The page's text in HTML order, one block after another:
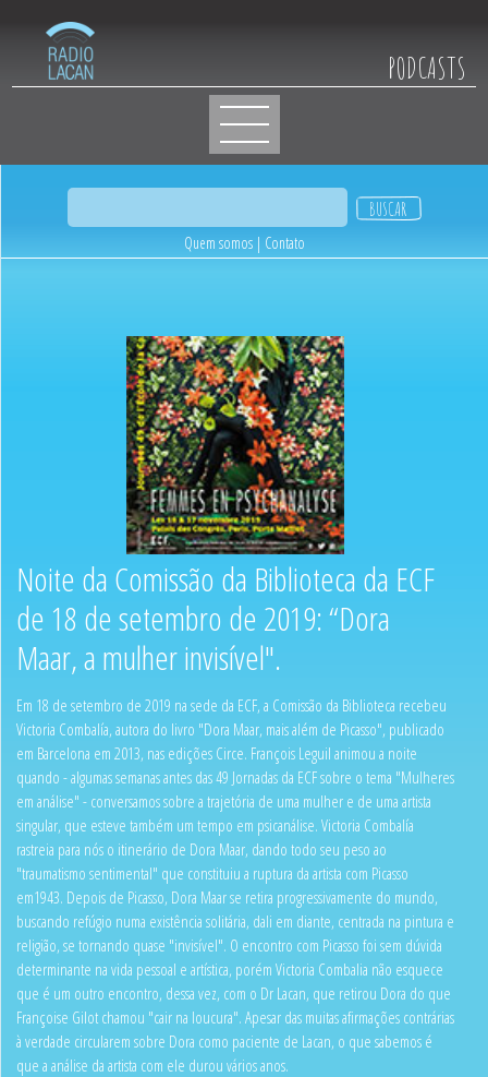
PODCASTS
Quem somos | Contato
Noite da Comissão da Biblioteca da ECF
de 18 de setembro de 2019: “Dora
Maar, a mulher invisível".
Em 18 de setembro de 2019 na sede da ECF, a Comissão da Biblioteca recebeu
Victoria Combalía, autora do livro "Dora Maar, mais além de Picasso", publicado
em Barcelona em 2013, nas edições Circe. François Leguil animou a noite
quando - algumas semanas antes das 49 Jornadas da ECF sobre o tema "Mulheres
em análise" - conversamos sobre a trajetória de uma mulher e de uma artista
singular, que esteve também um tempo em psicanálise. Victoria Combalía
rastreia para nós o itinerário de Dora Maar, dando todo seu peso ao
"traumatismo sentimental" que constituiu a ruptura da artista com Picasso
em1943. Depois de Picasso, Dora Maar se retira progressivamente do mundo,
buscando refúgio numa existência solitária, dali em diante, centrada na pintura e
religião, se tornando quase "invisível". O encontro com Picasso foi sem dúvida
determinante na vida pessoal e artística, porém Victoria Combalia não esquece
que é um outro encontro, dessa vez, com o Dr Lacan, que retirou Dora do que
Françoise Gilot chamou "cair na loucura". Apesar das muitas afirmações contrárias
à verdade circularem sobre Dora como paciente de Lacan, o que sabemos é
que a análise da artista com ele durou vários anos.